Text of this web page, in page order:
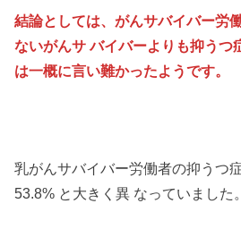
結論としては、がんサバイバー労
ないがんサ バイバーよりも抑うつ
は一概に言い難かったようです。
乳がんサバイバー労働者の抑うつ
53.8% と大きく異 なっていました。